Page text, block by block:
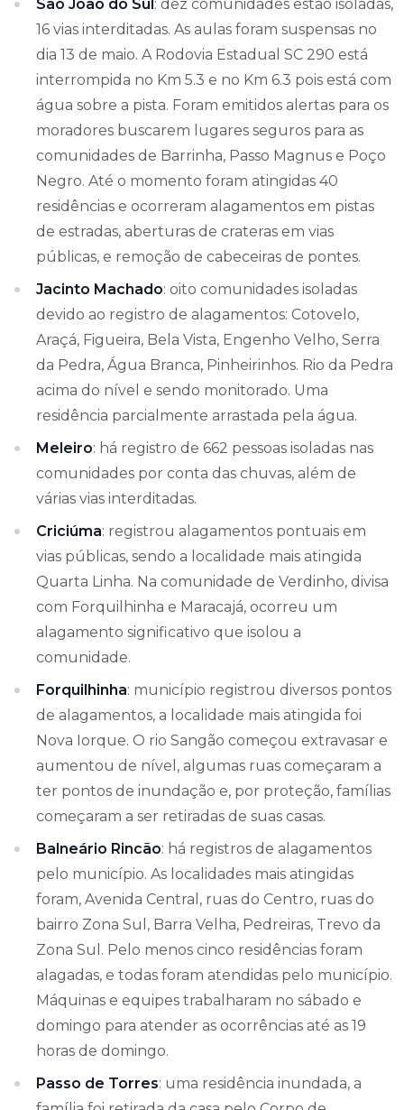
São João do Sul : dez comunidades estão isoladas,
16 vias interditadas. As aulas foram suspensas no
dia 13 de maio. A Rodovia Estadual SC 290 está
interrompida no Km 5.3 e no Km 6.3 pois está com
água sobre a pista. Foram emitidos alertas para os
moradores buscarem lugares seguros para as
comunidades de Barrinha, Passo Magnus e Poço
Negro. Até o momento foram atingidas 40
residências e ocorreram alagamentos em pistas
de estradas, aberturas de crateras em vias
públicas, e remoção de cabeceiras de pontes.
Jacinto Machado: oito comunidades isoladas
devido ao registro de alagamentos: Cotovelo,
Araçá, Figueira, Bela Vista, Engenho Velho, Serra
da Pedra, Água Branca, Pinheirinhos. Rio da Pedra
acima do nível e sendo monitorado. Uma
residência parcialmente arrastada pela água.
Meleiro: há registro de 662 pessoas isoladas nas
comunidades por conta das chuvas, além de
várias vias interditadas.
Criciúma: registrou alagamentos pontuais em
vias públicas, sendo a localidade mais atingida
Quarta Linha. Na comunidade de Verdinho, divisa
com Forquilhinha e Maracajá, ocorreu um
alagamento significativo que isolou a
comunidade.
Forquilhinha: município registrou diversos pontos
de alagamentos, a localidade mais atingida foi
Nova Iorque. O rio Sangão começou extravasar e
aumentou de nível, algumas ruas começaram a
ter pontos de inundação e, por proteção, famílias
começaram a ser retiradas de suas casas.
Balneário Rincão: há registros de alagamentos
pelo município. As localidades mais atingidas
foram, Avenida Central, ruas do Centro, ruas do
bairro Zona Sul, Barra Velha, Pedreiras, Trevo da
Zona Sul. Pelo menos cinco residências foram
alagadas, e todas foram atendidas pelo município.
Máquinas e equipes trabalharam no sábado e
domingo para atender as ocorrências até as 19
horas de domingo.
Passo de Torres: uma residência inundada, a